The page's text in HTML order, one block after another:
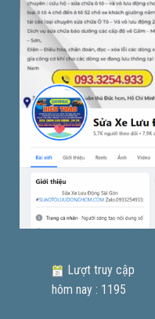
Lượt truy cập
hôm nay : 1195